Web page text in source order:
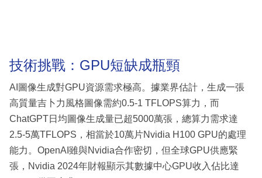
技術挑戰：GPU短缺成瓶頸
AI圖像生成對GPU資源需求極高。據業界估計，生成一張
高質量吉卜力風格圖像需約0.5-1 TFLOPS算力，而
ChatGPT日均圖像生成量已超5000萬張，總算力需求達
2.5-5萬TFLOPS，相當於10萬片Nvidia H100 GPU的處理
能力。OpenAI雖與Nvidia合作密切，但全球GPU供應緊
張，Nvidia 2024年財報顯示其數據中心GPU收入佔比達